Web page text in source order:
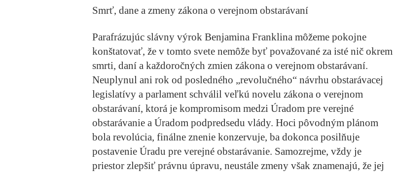
Smrť, dane a zmeny zákona o verejnom obstarávaní
Parafrázujúc slávny výrok Benjamina Franklina môžeme pokojne
konštatovať, že v tomto svete nemôže byť považované za isté nič okrem
smrti, daní a každoročných zmien zákona o verejnom obstarávaní.
Neuplynul ani rok od posledného „revolučného“ návrhu obstarávacej
legislatívy a parlament schválil veľkú novelu zákona o verejnom
obstarávaní, ktorá je kompromisom medzi Úradom pre verejné
obstarávanie a Úradom podpredsedu vlády. Hoci pôvodným plánom
bola revolúcia, finálne znenie konzervuje, ba dokonca posilňuje
postavenie Úradu pre verejné obstarávanie. Samozrejme, vždy je
priestor zlepšiť právnu úpravu, neustále zmeny však znamenajú, že jej